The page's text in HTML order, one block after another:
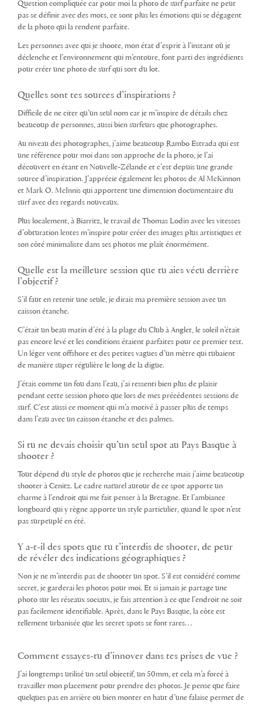
Question compliquée car pour moi la photo de surf parfaite ne peut
pas se définir avec des mots, ce sont plus les émotions qui se dégagent
de la photo qui la rendent parfaite.
Les personnes avec qui je shoote, mon état d’esprit à l’instant où je
déclenche et l’environnement qui m’entoure, font parti des ingrédients
pour créer une photo de surf qui sort du lot.
Quelles sont tes sources d’inspirations ?
Difficile de ne citer qu’un seul nom car je m’inspire de détails chez
beaucoup de personnes, aussi bien surfeurs que photographes.
Au niveau des photographes, j’aime beaucoup Rambo Estrada qui est
une référence pour moi dans son approche de la photo, je l’ai
découvert en étant en Nouvelle-Zélande et c’est depuis une grande
source d’inspiration. J’apprécie également les photos de Al McKinnon
et Mark O. McInnis qui apportent une dimension documentaire du
surf avec des regards nouveaux.
Plus localement, à Biarritz, le travail de Thomas Lodin avec les vitesses
d’obturation lentes m’inspire pour créer des images plus artistiques et
son côté minimaliste dans ses photos me plaît énormément.
Quelle est la meilleure session que tu aies vécu derrière
l’objectif ?
S’il faut en retenir une seule, je dirais ma première session avec un
caisson étanche.
C’était un beau matin d’été à la plage du Club à Anglet, le soleil n’était
pas encore levé et les conditions étaient parfaites pour ce premier test.
Un léger vent offshore et des petites vagues d’un mètre qui tubaient
de manière super régulière le long de la digue.
J’étais comme un fou dans l’eau, j’ai ressenti bien plus de plaisir
pendant cette session photo que lors de mes précédentes sessions de
surf. C’est aussi ce moment qui m’a motivé à passer plus de temps
dans l’eau avec un caisson étanche et des palmes.
Si tu ne devais choisir qu’un seul spot au Pays Basque à
shooter ?
Tout dépend du style de photos que je recherche mais j’aime beaucoup
shooter à Cenitz. Le cadre naturel autour de ce spot apporte un
charme à l’endroit qui me fait penser à la Bretagne. Et l’ambiance
longboard qui y règne apporte un style particulier, quand le spot n’est
pas surpeuplé en été.
Y a-t-il des spots que tu t’interdis de shooter, de peur
de révéler des indications géographiques ?
Non je ne m’interdis pas de shooter un spot. S’il est considéré comme
secret, je garderai les photos pour moi. Et si jamais je partage une
photo sur les réseaux sociaux, je fais attention à ce que l’endroit ne soit
pas facilement identifiable. Après, dans le Pays Basque, la côte est
tellement urbanisée que les secret spots se font rares…
Comment essayes-tu d’innover dans tes prises de vue ?
J’ai longtemps utilisé un seul objectif, un 50mm, et cela m’a forcé à
travailler mon placement pour prendre des photos. Je pense que faire
quelques pas en arrière ou bien monter en haut d’une falaise permet de